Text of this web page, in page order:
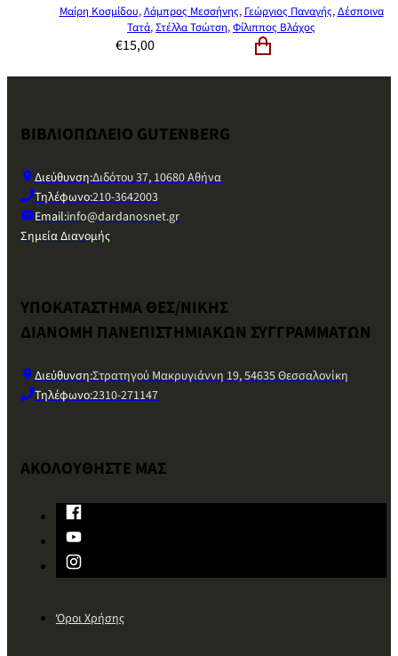
Μαίρη Κοσμίδου,Λάμπρος Μεσσήνης, Γεώργιος Παναγής,Δέσποινα
Τατά,Στέλλα Τσώτση,Φίλιππος Βλάχος
€15,00
ΒΙΒΛΙΟΠΩΛΕΙΟ GUTENBERG
Διεύθυνση:Διδότου 37, 10680 Αθήνα
Τηλέφωνο:210-3642003
Email:info@dardanosnet.gr
Σημεία Διανομής
ΥΠΟΚΑΤΑΣΤΗΜΑ ΘΕΣ/ΝΙΚΗΣ
ΔΙΑΝΟΜΗ ΠΑΝΕΠΙΣΤΗΜΙΑΚΩΝ ΣΥΓΓΡΑΜΜΑΤΩΝ
Διεύθυνση:Στρατηγού Μακρυγιάννη 19, 54635 Θεσσαλονίκη
Τηλέφωνο:2310-271147
ΑΚΟΛΟΥΘΗΣΤΕ ΜΑΣ
Όροι Χρήσης